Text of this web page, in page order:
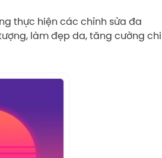
thực hiện các chỉnh sửa đa
làm đẹp da, tăng cường chi